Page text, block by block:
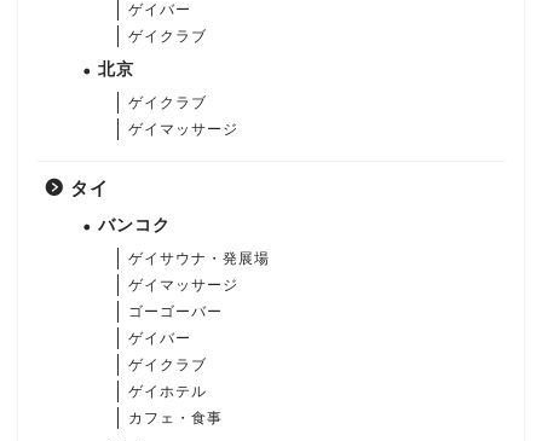
ゲイバー
ゲイクラブ
北京
ゲイクラブ
ゲイマッサージ
タイ
バンコク
ゲイサウナ・発展場
ゲイマッサージ
ゴーゴーバー
ゲイバー
ゲイクラブ
ゲイホテル
カフェ・食事